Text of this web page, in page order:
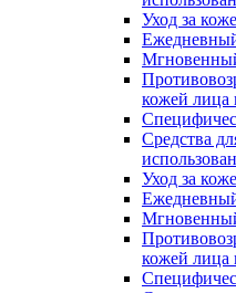
Уход за
кожей лица
Средства
Уход за
кожей лица